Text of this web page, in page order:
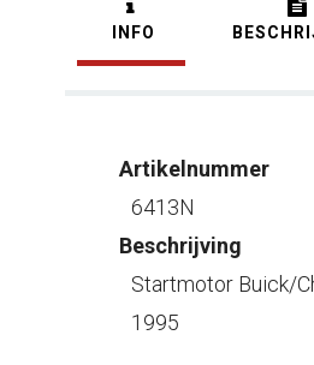
INFO
Artikelnummer
6413N
Beschrijving
Startmotor Buick/
1995